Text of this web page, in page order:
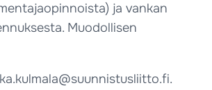
ja vankan
Muodollisen